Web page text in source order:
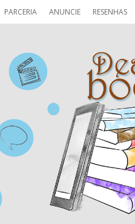
PARCERIA ANUNCIE RESENHAS